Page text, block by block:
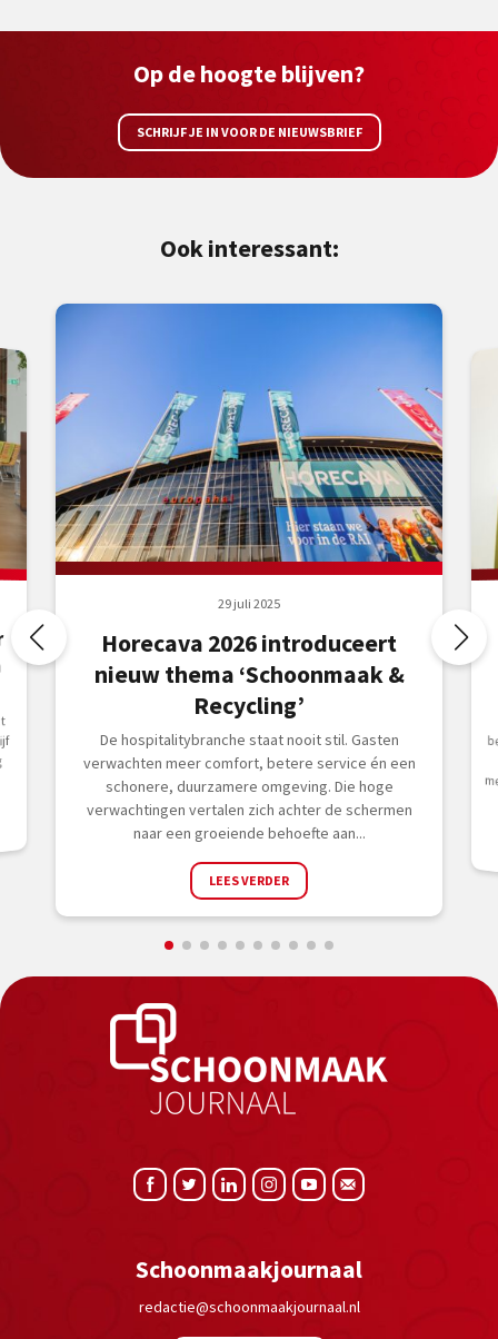
Op de hoogte blijven?
SCHRIJF JE IN VOOR DE NIEUWSBRIEF
Ook interessant:
29 juli 2025
Horecava 2026 introduceert
nieuw thema ‘Schoonmaak &
Recycling’
De hospitalitybranche staat nooit stil. Gasten
verwachten meer comfort, betere service én een
schonere, duurzamere omgeving. Die hoge
verwachtingen vertalen zich achter de schermen
naar een groeiende behoefte aan...
LEES VERDER
Schoonmaakjournaal
redactie@schoonmaakjournaal.nl